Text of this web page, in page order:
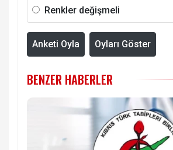
Renkler değişmeli
Anketi Oyla Oyları Göster
BENZER HABERLER